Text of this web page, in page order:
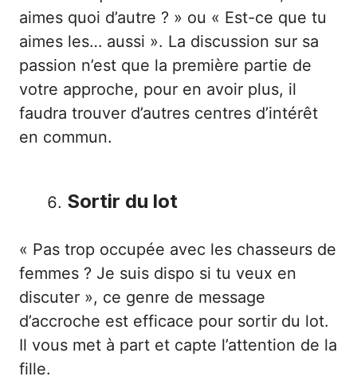
aimes quoi d’autre ? » ou « Est-ce que tu
aimes les… aussi ». La discussion sur sa
passion n’est que la première partie de
votre approche, pour en avoir plus, il
faudra trouver d’autres centres d’intérêt
en commun.
Sortir du lot
« Pas trop occupée avec les chasseurs de
femmes ? Je suis dispo si tu veux en
discuter », ce genre de message
d’accroche est efficace pour sortir du lot.
Il vous met à part et capte l’attention de la
fille.